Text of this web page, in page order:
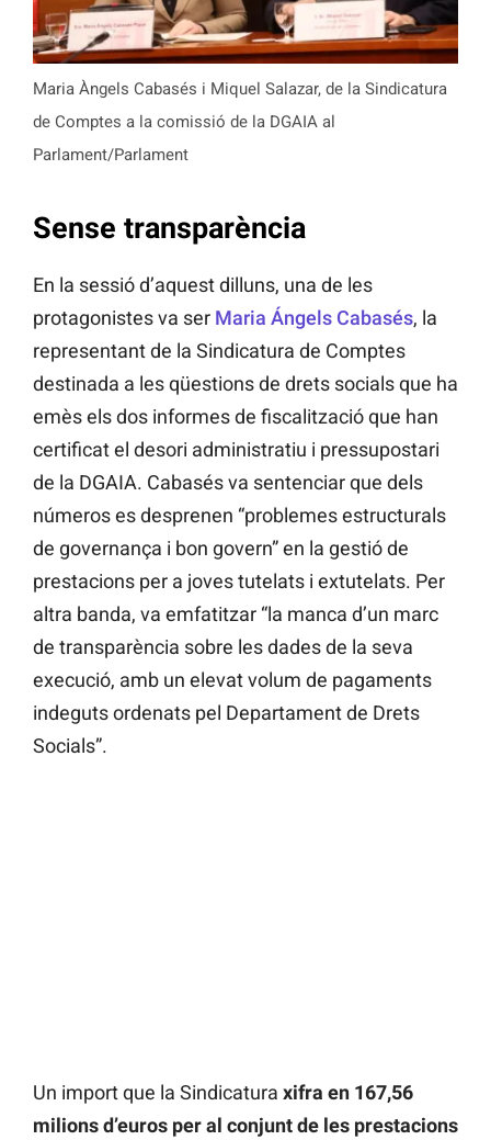
Maria Àngels Cabasés i Miquel Salazar, de la Sindicatura
de Comptes a la comissió de la DGAIA al
Parlament/Parlament
Sense transparència
En la sessió d’aquest dilluns, una de les
protagonistes va ser Maria Ángels Cabasés, la
representant de la Sindicatura de Comptes
destinada a les qüestions de drets socials que ha
emès els dos informes de fiscalització que han
certificat el desori administratiu i pressupostari
de la DGAIA. Cabasés va sentenciar que dels
números es desprenen “problemes estructurals
de governança i bon govern” en la gestió de
prestacions per a joves tutelats i extutelats. Per
altra banda, va emfatitzar “la manca d’un marc
de transparència sobre les dades de la seva
execució, amb un elevat volum de pagaments
indeguts ordenats pel Departament de Drets
Socials”.
Un import que la Sindicatura xifra en 167,56
milions d’euros per al conjunt de les prestacions